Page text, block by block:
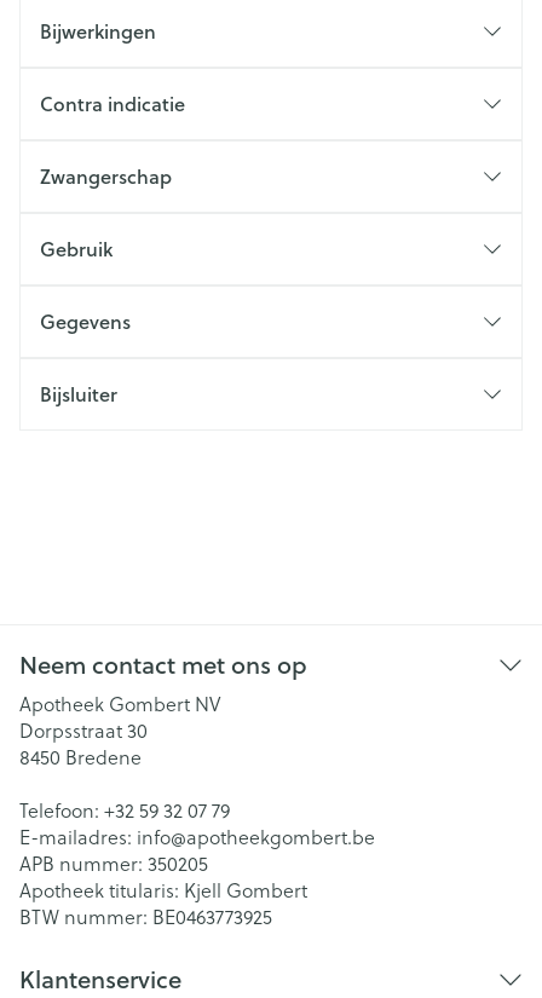
Bijwerkingen
Contra indicatie
Zwangerschap
Gebruik
Gegevens
Bijsluiter
Neem contact met ons op
Apotheek Gombert NV
Dorpsstraat 30
8450 Bredene
Telefoon: +32 59 32 07 79
E-mailadres: info@apotheekgombert.be
APB nummer: 350205
Apotheek titularis: Kjell Gombert
BTW nummer: BE0463773925
Klantenservice